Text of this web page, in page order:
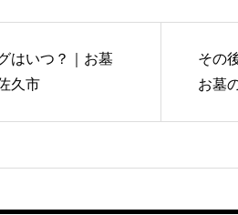
はいつ？｜お墓
久市
その
お墓